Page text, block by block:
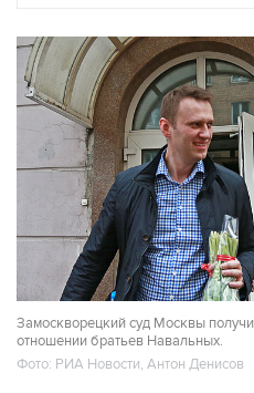
Замоскворецкий суд Москвы
отношении братьев Навальных.
Фото: РИА Новости, Антон Денисов